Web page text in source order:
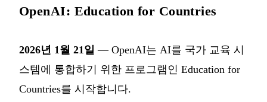
OpenAI: Education for Countries
2026년 1월 21일 — OpenAI는 AI를 국가 교육 시
스템에 통합하기 위한 프로그램인 Education for
Countries를 시작합니다.